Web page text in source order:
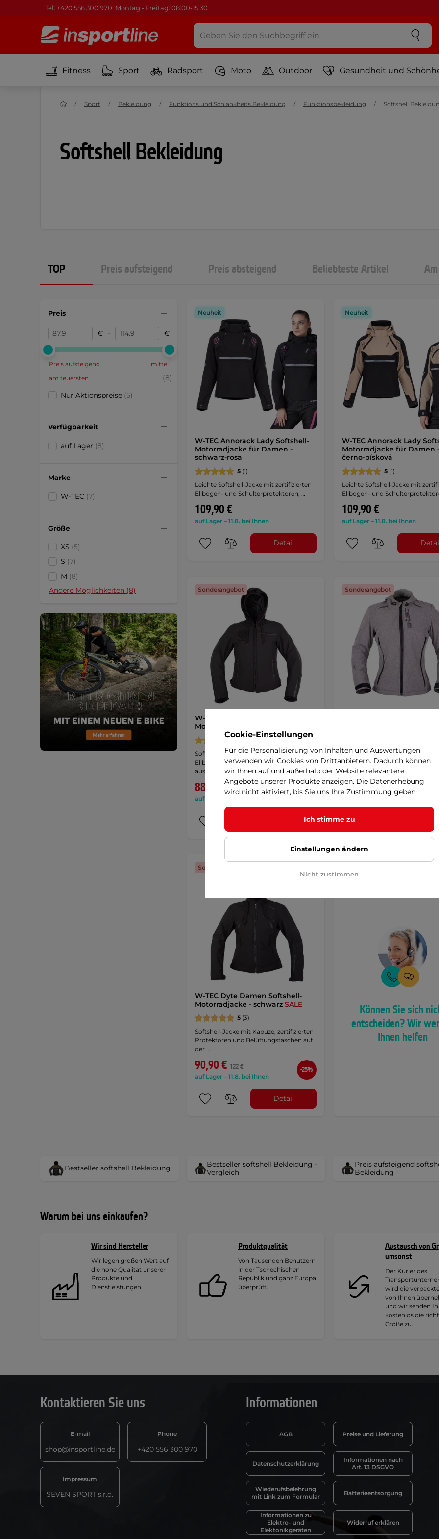
Tel: +420 556 300 970, Montag - Freitag: 08:00-15:30
Fitness Sport Radsport Moto Outdoor Gesundheit und
Softshell Bekleidung
Sport Bekleidung Funktions und Schlankheits Bekleidung Funktionsbekleidung Softshell
TOP Preis aufsteigend Preis absteigend Beliebteste Artikel
Preis
€ - €
Preis aufsteigend
mittel
am teuersten
(8)
Nur Aktionspreise (5)
Verfügbarkeit
auf Lager (8)
Marke
W-TEC (7)
Größe
XS (5)
S (7)
M (8)
Andere Möglichkeiten (8)
Neuheit
W-TEC Annorack Lady Softshell-
Motorradjacke für Damen -
schwarz-rosa
5 (1)
Leichte Softshell-Jacke mit zertifizierten
Ellbogen- und Schulterprotektoren, …
109,90 €
auf Lager – 11.8. bei Ihnen
Detail
Neuheit
W-TEC Annorack Lady
Motorradjacke für Damen -
černo-písková
5(1)
Leichte Softshell-Jacke mit
Ellbogen- und
109,90 €
auf Lager – 11.8. bei Ihnen
Sonderangebot
W-TEC Prothara Damen Softshell-
Motorradjacke - schwarz
Softshell-Jacke mit Schulter- und
Ellbogenpolstern. Warme Innenschicht
aus …
88,90 € 143,90 €
auf Lager – 11.8. bei Ihnen
-38%
Sonderangebot
W-TEC Algenia Damen-
Leichte, zeitlose Jacke mit
Schulterpolstern.
93,90 € 151,60 €
Sonderangebot
W-TEC Dyte Damen Softshell-
Motorradjacke - schwarz SALE
5 (3)
Softshell-Jacke mit Kapuze, zertifizierten
Protektoren und Belüftungstaschen auf
der …
90,90 € 122 €
auf Lager – 11.8. bei Ihnen
-25%
Detail
Können Sie sich
entscheiden? Wir
Ihnen helfen
Bestseller softshell Bekleidung
Bestseller softshell Bekleidung -
Vergleich
Preis aufsteigend
Bekleidung
Warum bei uns einkaufen?
Wir sind Hersteller
Wir legen großen Wert auf
die hohe Qualität unserer
Produkte und
Dienstleistungen.
Produktqualität
Von Tausenden Benutzern
in der Tschechischen
Republik und ganz Europa
überprüft.
Austausch von
umsonst
Der Kurier des
wird die
von Ihnen
und wir senden
kostenlos die
Größe zu.
Kontaktieren Sie uns
E-mail
shop@insportline.de
Phone
+420 556 300 970
Impressum
SEVEN SPORT s.r.o.
Informationen
AGB Preise und Lieferung
Datenschutzerklärung
Informationen nach
Art. 13 DSGVO
Wiederufsbelehrung
mit Link zum Formular
Batterieentsorgung
Informationen zu
Elektro- und
Elektonikgeräten
Widerruf erklären
Cookie-Einstellungen
Für die Personalisierung von Inhalten und Auswertungen
verwenden wir Cookies von Drittanbietern. Dadurch können
wir Ihnen auf und außerhalb der Website relevantere
Angebote unserer Produkte anzeigen. Die Datenerhebung
wird nicht aktiviert, bis Sie uns Ihre Zustimmung geben.
Ich stimme zu
Einstellungen ändern
Nicht zustimmen